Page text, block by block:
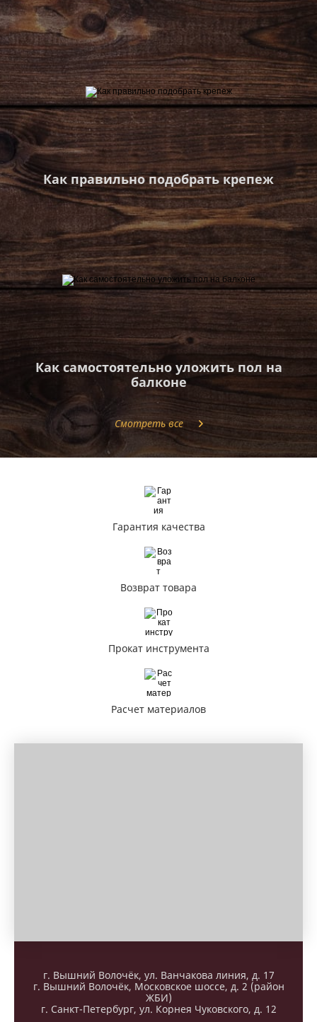
Как правильно подобрать крепеж
Как самостоятельно уложить пол на
балконе
Смотреть все
Гарантия качества
Возврат товара
Прокат инструмента
Расчет материалов
г. Вышний Волочёк, ул. Ванчакова линия, д. 17
г. Вышний Волочёк, Московское шоссе, д. 2 (район
ЖБИ)
г. Санкт-Петербург, ул. Корнея Чуковского, д. 12